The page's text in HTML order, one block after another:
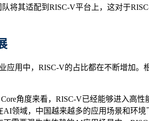
将其适配到RISC-V平台上，这对于
用中，RISC-V的占比都在不断增加
角度来看，RISC-V已经能够进入高
领域，中国越来越多的应用场景和环